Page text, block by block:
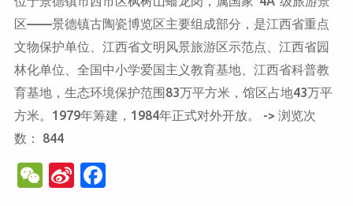
窑"
区——景德镇古陶瓷博览区主要组成部分，是江西省重点
文物保护单位、江西省文明风景旅游区示范点、江西省园
林化单位、全国中小学爱国主义教育基地、江西省科普教
育基地，生态环境保护范围83万平方米，馆区占地43万平
方米。1979年筹建，1984年正式对外开放。 -> 浏览次
数： 844
W
Si